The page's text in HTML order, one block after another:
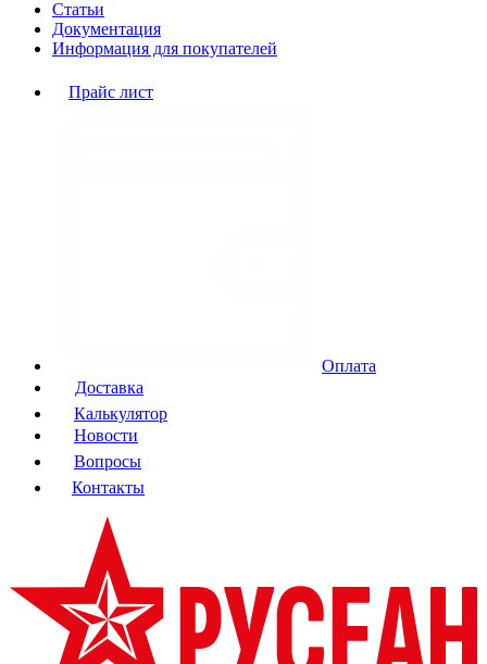
Статьи
Документация
Информация для покупателей
Прайс лист
Оплата
Доставка
Калькулятор
Новости
Вопросы
Контакты